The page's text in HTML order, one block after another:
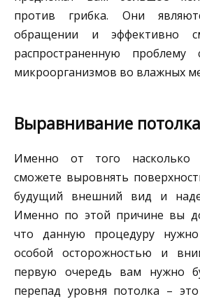
против грибка. Они
обращении и эффективно
распространенную
микроорганизмов во влажных
Выравнивание потолка
Именно от того насколько
сможете выровнять
будущий внешний вид и
Именно по этой причине вы
что данную процедуру
особой осторожностью и
первую очередь вам нужно
перепад уровня потолка –